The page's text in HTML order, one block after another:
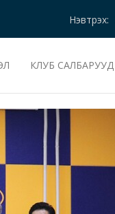
Нэвтрэх:
КЛУБ САЛБАРУУД